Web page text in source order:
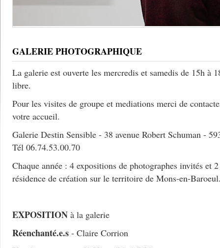
GALERIE PHOTOGRAPHIQUE
La galerie est ouverte les mercredis et samedis de 15h à
libre.
Pour les visites de groupe et mediations merci de
votre accueil.
Galerie Destin Sensible - 38 avenue Robert Schuman -
Tél 06.74.53.00.70
Chaque année : 4 expositions de photographes invités et
résidence de création sur le territoire de Mons-en-
EXPOSITION à la galerie
Réenchanté.e.s - Claire Corrion